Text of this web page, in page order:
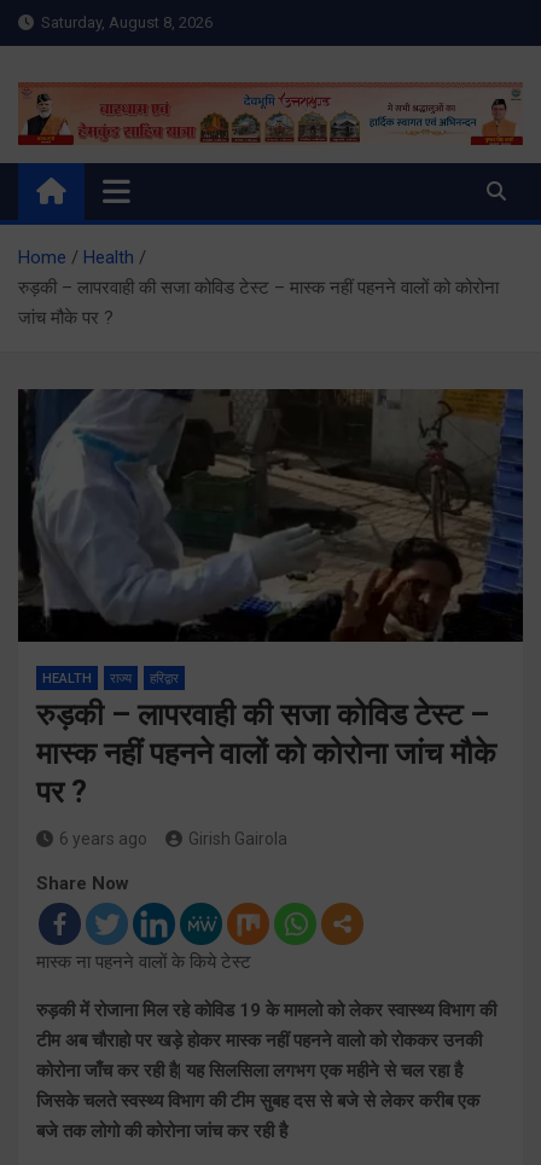
Skip
to
Saturday, August 8, 2026
Meru Raibar | Uttarakhand
News | Uttarkashi News
meruraibar.com
Home
Health
रुड़की – लापरवाही की सजा कोविड टेस्ट – मास्क नहीं पहनने वालों को कोरोना
जांच मौके पर ?
HEALTH राज्य हरिद्वार
रुड़की – लापरवाही की सजा कोविड टेस्ट –
मास्क नहीं पहनने वालों को कोरोना जांच मौके
पर ?
6 years ago Girish Gairola
Share Now
मास्क ना पहनने वालों के किये टेस्ट
रुड़की में रोजाना मिल रहे कोविड 19 के मामलो को लेकर स्वास्थ्य विभाग की
टीम अब चौराहो पर खड़े होकर मास्क नहीं पहनने वालो को रोककर उनकी
कोरोना जाँच कर रही है| यह सिलसिला लगभग एक महीने से चल रहा है
जिसके चलते स्वस्थ्य विभाग की टीम सुबह दस से बजे से लेकर करीब एक
बजे तक लोगो की कोरोना जांच कर रही है